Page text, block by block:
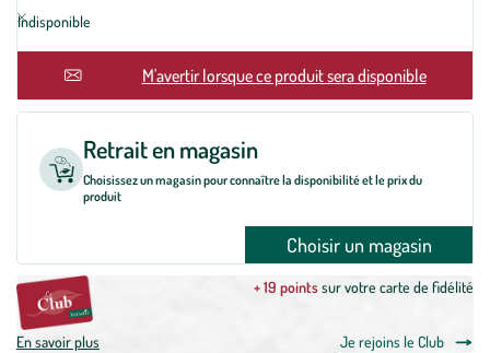
Indisponible
En rupture M'avertir lorsque ce produit sera disponible
Retrait en magasin
Choisissez un magasin pour connaître la disponibilité et le prix du
produit
Choisir un magasin
+ 19 pointssur votre carte de fidélité
En savoir plus Je rejoins le Club